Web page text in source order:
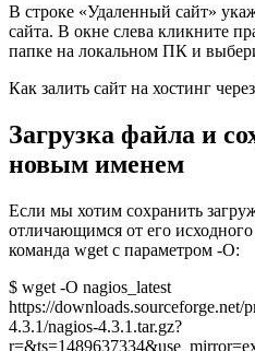
В строке «Удаленный сайт»
сайта. В окне слева кликните
папке на локальном ПК и
Как залить сайт на хостинг
Загрузка файла и
новым именем
Если мы хотим сохранить
отличающимся от его
команда wget с параметром -O:
$ wget -O nagios_latest
https://downloads.sourceforge.net/
4.3.1/nagios-4.3.1.tar.gz?